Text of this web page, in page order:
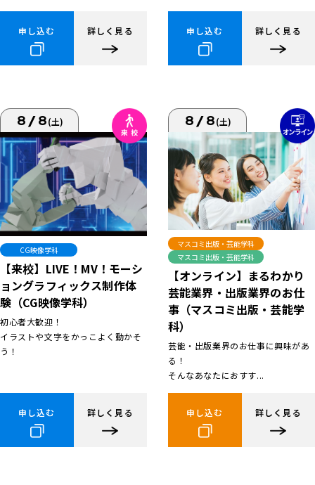
申し込む 詳しく見る 申し込む 詳しく見る
8/8(土)
CG映像学科
【来校】LIVE！MV！モーシ
ョングラフィックス制作体
験（CG映像学科）
初心者大歓迎！
イラストや文字をかっこよく動かそ
う！
申し込む 詳しく見る
8/8(土)
マスコミ出版・芸能学科
マスコミ出版・芸能学科
【オンライン】まるわかり
芸能業界・出版業界のお仕
事（マスコミ出版・芸能学
科）
芸能・出版業界のお仕事に興味があ
る！
そんなあなたにおすす...
申し込む 詳しく見る